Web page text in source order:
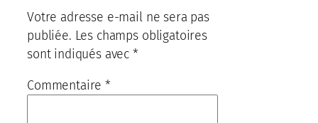
Votre adresse e-mail ne sera pas
publiée. Les champs obligatoires
sont indiqués avec *
Commentaire*